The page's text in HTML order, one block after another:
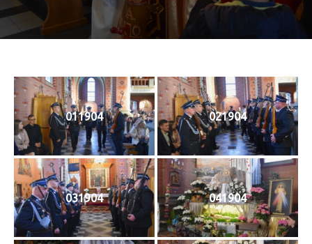
J
011904 021904
031904 041904